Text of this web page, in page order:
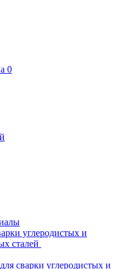
0
углеродистых и
сталей
сварки углеродистых и